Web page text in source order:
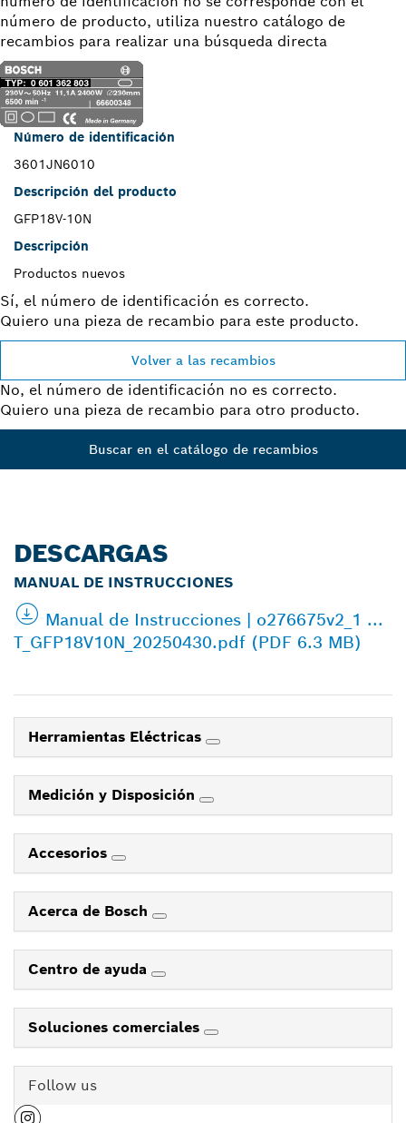
número de producto, utiliza nuestro catálogo de
recambios para realizar una búsqueda directa
Número de identificación
3601JN6010
Descripción del producto
GFP18V-10N
Descripción
Productos nuevos
Sí, el número de identificación es correcto.
Quiero una pieza de recambio para este producto.
Volver a las recambios
No, el número de identificación no es correcto.
Quiero una pieza de recambio para otro producto.
Buscar en el catálogo de recambios
DESCARGAS
MANUAL DE INSTRUCCIONES
Manual de Instrucciones | o276675v2_1 ...
T_GFP18V10N_20250430.pdf (PDF 6.3 MB)
Herramientas Eléctricas
Medición y Disposición
Accesorios
Acerca de Bosch
Centro de ayuda
Soluciones comerciales
Follow us